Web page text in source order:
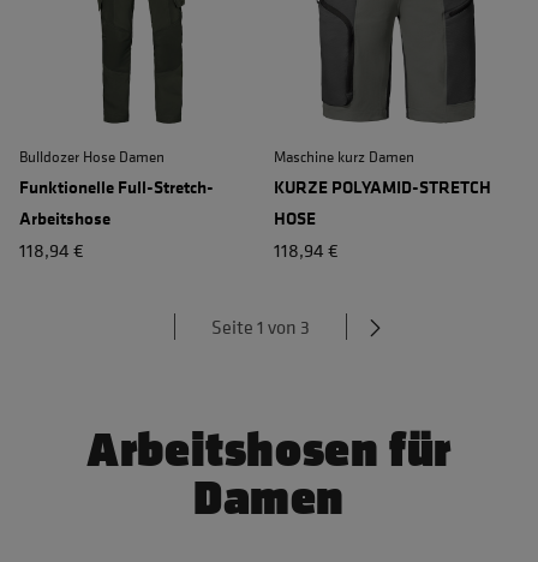
Bulldozer Hose Damen
Funktionelle Full-Stretch-
Arbeitshose
118,94 €
Maschine kurz Damen
KURZE POLYAMID-STRETCH
HOSE
118,94 €
Seite 1 von 3
Arbeitshosen für
Damen